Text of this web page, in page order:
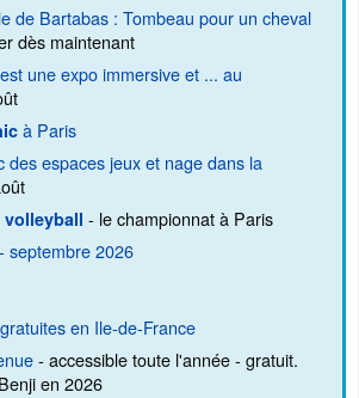
de Bartabas : Tombeau pour un cheval
dès maintenant
est une expo immersive et ... au
à Paris
des espaces jeux et nage dans la
volleyball - le championnat à Paris
septembre 2026
en Ile-de-France
- accessible toute l'année - gratuit.
en 2026